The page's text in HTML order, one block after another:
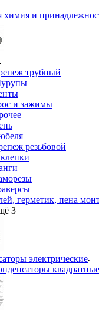
химия и
трубный
и зажимы
резьбовой
герметик, пена
3
электрические
квадратные